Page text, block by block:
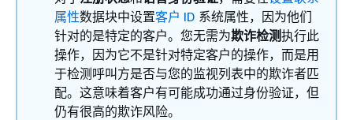
属性数据块中设置客户 ID 系统属性，因为他们
针对的是特定的客户。您无需为欺诈检测执行此
操作，因为它不是针对特定客户的操作，而是用
于检测呼叫方是否与您的监视列表中的欺诈者匹
配。这意味着客户有可能成功通过身份验证，但
仍有很高的欺诈风险。